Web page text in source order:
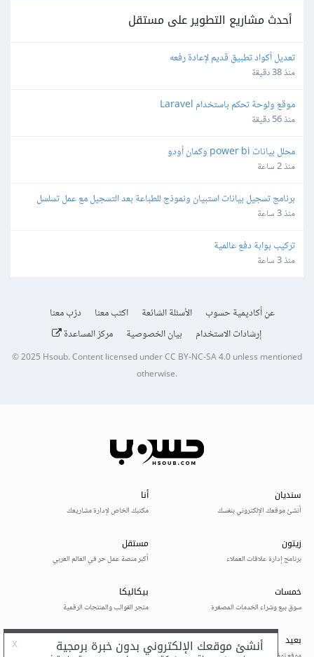
أحدث مشاريع التطوير على مستقل
تعديل أكواد تطبيق قديم لإعادة رفعه
منذ 38 دقيقة
موقع ولوحة تحكم باستخدام Laravel
منذ 56 دقيقة
محلل بيانات power bi وكمان أودو
منذ 2 ساعة
برنامج تسجيل بيانات استبيان ونموذج للطباعة بعد التسجيل مع عمل تسلسل
منذ 3 ساعة
تركيب بوابة دفع عالمية
منذ 3 ساعة
عن أكاديمية حسوب الأسئلة الشائعة اكتب معنا
درّب معنا
إرشادات الاستخدام
بيان الخصوصية مركز المساعدة
© 2025 Hsoub.Content licensed underCC BY-NC-SA 4.0unless mentioned
otherwise.